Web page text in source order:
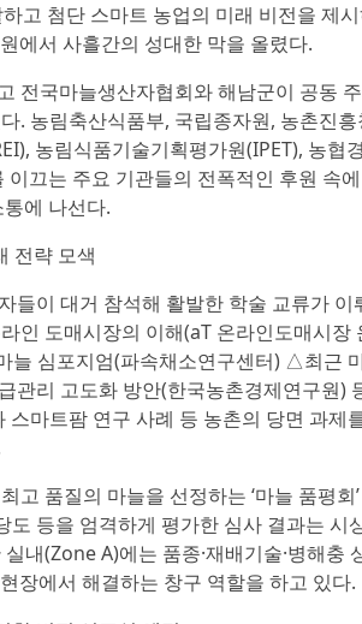
고 첨단 스마트 농업의 미래 비전을 제
에서 사흘간의 성대한 막을 올렸다.
전국마늘생산자협회와 해남군이 공동
. 농림축산식품부, 국립종자원, 농촌진
농림식품기술기획평가원(IPET), 농협
끄는 주요 기관들의 전폭적인 후원 속
에 나선다.
전략 모색
이 대거 참석해 활발한 학술 교류가 이
인 도매시장의 이해(aT 온라인도매시
심포지엄(파속채소연구센터) △최근
리 고도화 방안(한국농촌경제연구원)
마트팜 연구 사례 등 농촌의 당면 과제
품질의 마늘을 선정하는 ‘마늘 품평회
등을 엄격하게 평가한 심사 결과는 시
내(Zone A)에는 품종·재배기술·병해충
장에서 해결하는 창구 역할을 하고 있다.